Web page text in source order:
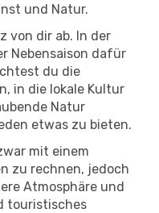
und Natur.
von dir ab. In der
Nebensaison dafür
du die
in die lokale Kultur
Natur
etwas zu bieten.
mit einem
zu rechnen, jedoch
Atmosphäre und
touristisches